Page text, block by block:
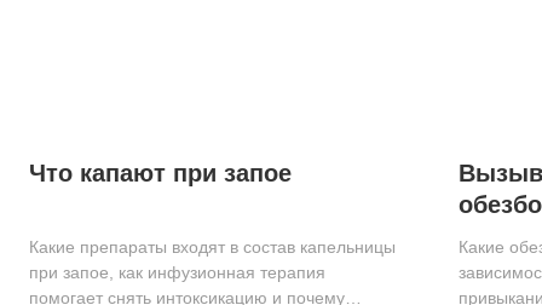
Что капают при запое
Какие препараты входят в состав капельницы
при запое, как инфузионная терапия
помогает снять интоксикацию и почему
Какие